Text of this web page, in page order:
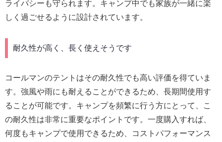
ライバシーも守られます。キャンプ中でも家族が一緒に楽
しく過ごせるように設計されています。
耐久性が高く、長く使えそうです
コールマンのテントはその耐久性でも高い評価を得ていま
す。強風や雨にも耐えることができるため、長期間使用す
ることが可能です。キャンプを頻繁に行う方にとって、こ
の耐久性は非常に重要なポイントです。一度購入すれば、
何度もキャンプで使用できるため、コストパフォーマンス